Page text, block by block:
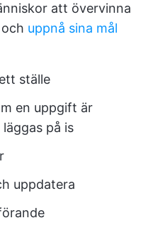
att övervinna
uppnå sina mål
ställe
en uppgift är
på is
uppdatera